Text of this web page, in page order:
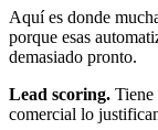
Aquí es donde
porque esas
demasiado pronto.
Lead scoring. Tiene
comercial lo